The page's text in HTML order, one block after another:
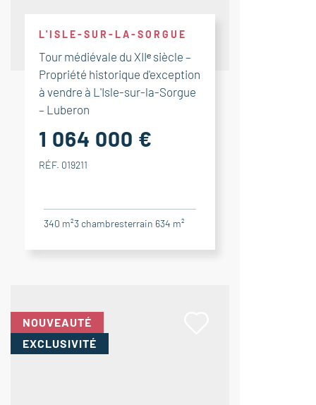
L'ISLE-SUR-LA-SORGUE
Tour médiévale du XIIᵉ siècle –
Propriété historique d'exception
à vendre à L'Isle-sur-la-Sorgue
– Luberon
1 064 000 €
RÉF. 019211
340 m²3 chambresterrain 634 m²
NOUVEAUTÉ
EXCLUSIVITÉ